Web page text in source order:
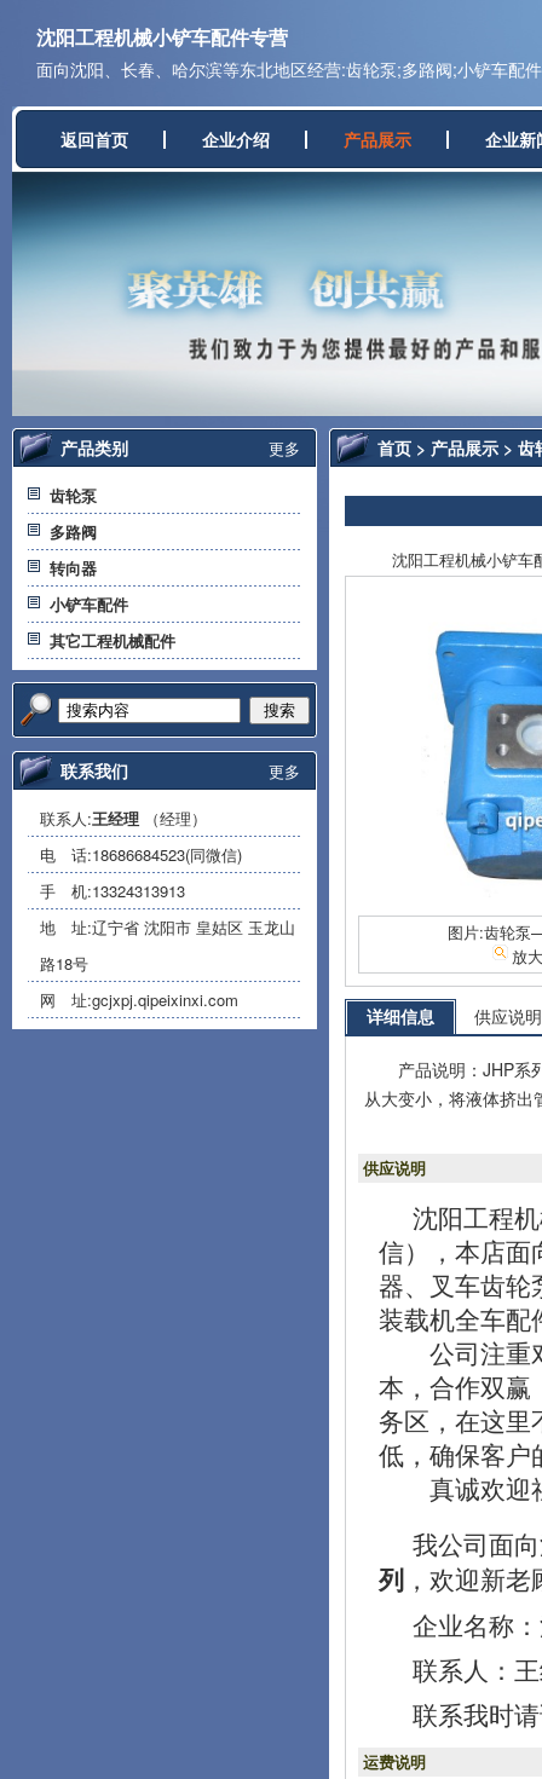
沈阳工程机械小铲车配件专营
面向沈阳、长春、哈尔滨等东北地区经营:齿轮泵;多路阀;小铲车配
返回首页 企业介绍 产品展示 企业新
更多
产品类别
齿轮泵
多路阀
转向器
小铲车配件
其它工程机械配件
搜索
更多
联系我们
联系人:王经理 （经理）
电 话:18686684523(同微信)
手 机:13324313913
地 址:辽宁省 沈阳市 皇姑区 玉龙山
路18号
网 址:gcjxpj.qipeixinxi.com
首页 > 产品展示 > 齿
沈阳工程机械小铲车
图片:齿轮泵
放
详细信息 供应说明
产品说明：JHP系
从大变小，将液体挤
供应说明
沈阳工程
信），本店面
器、叉车齿
装载机全车
公司注重对
本，合作双赢
务区，在这里
低，确保客户
真诚欢迎社
我公司面
列 ，欢迎新
企业名称
联系人：
联系我时
运费说明